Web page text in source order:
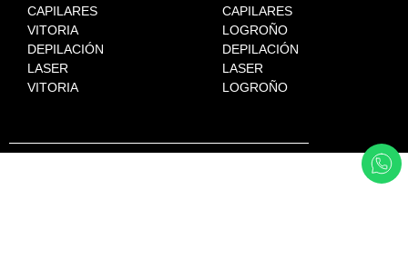
CAPILARES
VITORIA
DEPILACIÓN
LASER
VITORIA
CAPILARES
LOGROÑO
DEPILACIÓN
LASER
LOGROÑO